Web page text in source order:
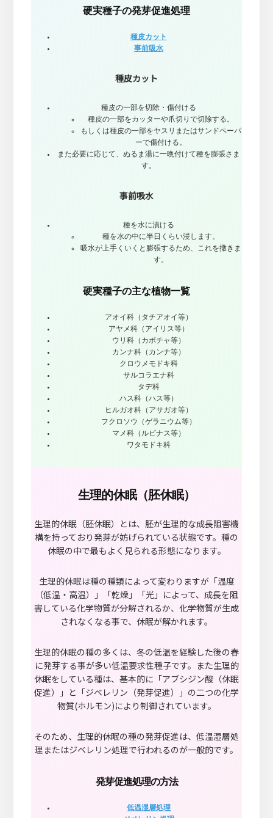
硬実種子の発芽促進処理
種皮カット
事前吸水
種皮カット
種皮の一部を切除・傷付ける
種皮の一部をカッターや爪切りで切除する。
もしくは種皮の一部をヤスリまたはサンドペーパ
ーで傷付ける。
また必要に応じて、ぬるま湯に一晩付けて種を膨張さま
す。
事前吸水
種を水に漬ける
種を水の中に半日くらい浸します。
吸水が上手くいくと膨張するため、これを撒きま
す。
硬実種子の主な植物一覧
アオイ科（タチアオイ等）
アヤメ科（アイリス等）
ウリ科（カボチャ等）
カンナ科（カンナ等）
クロウメモドキ科
サルコラエナ科
タデ科
ハス科（ハス等）
ヒルガオ科（アサガオ等）
フクロソウ（ゲラニウム等）
マメ科（ルピナス等）
ワタモドキ科
生理的休眠（胚休眠）
生理的休眠（胚休眠）とは、胚が生理的な成長阻害機
構を持っており発芽が妨げられている状態です。種の
休眠の中で最もよく見られる形態になります。
生理的休眠は種の種類によって変わりますが「温度
（低温・高温）」「乾燥」「光」によって、成長を阻
害している化学物質が分解されるか、化学物質が生成
されなくなる事で、休眠が解かれます。
生理的休眠の種の多くは、冬の低温を経験した後の春
に発芽する事が多い低温要求性種子です。また生理的
休眠をしている種は、基本的に「アブシジン酸（休眠
促進）」と「ジベレリン（発芽促進）」の二つの化学
物質(ホルモン)により制御されています。
そのため、生理的休眠の種の発芽促進は、低温湿層処
理またはジベレリン処理で行われるのが一般的です。
発芽促進処理の方法
低温湿層処理